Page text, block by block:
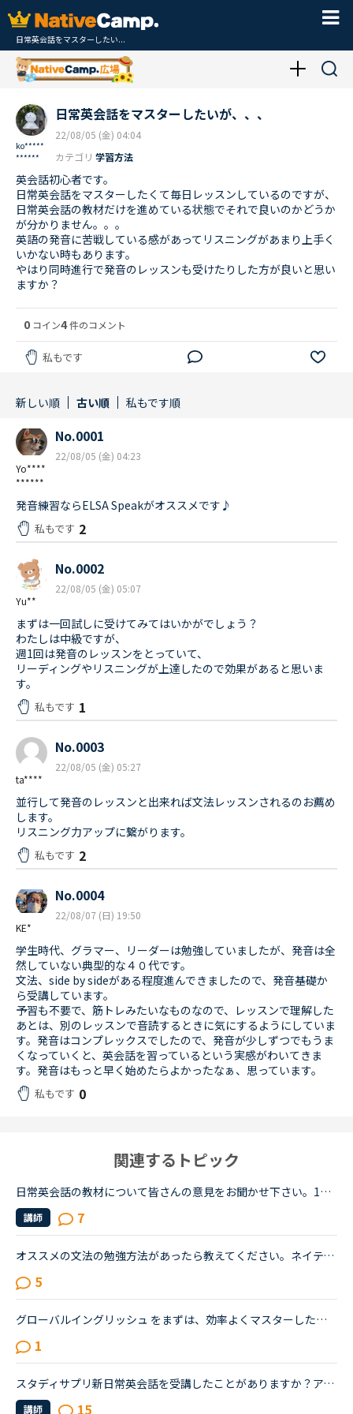
日常英会話をマスターしたい...
ko*****
******
日常英会話をマスターしたいが、、、
22/08/05 (金) 04:04
カテゴリ 学習方法
英会話初心者です。
日常英会話をマスターしたくて毎日レッスンしているのですが、
日常英会話の教材だけを進めている状態でそれで良いのかどうか
が分かりません。。。
英語の発音に苦戦している感があってリスニングがあまり上手く
いかない時もあります。
やはり同時進行で発音のレッスンも受けたりした方が良いと思い
ますか？
0 コイン4件のコメント
私もです
新しい順 古い順 私もです順
Yo****
******
No.0001
22/08/05 (金) 04:23
発音練習ならELSA Speakがオススメです♪
私もです 2
Yu**
No.0002
22/08/05 (金) 05:07
まずは一回試しに受けてみてはいかがでしょう？
わたしは中級ですが、
週1回は発音のレッスンをとっていて、
リーディングやリスニングが上達したので効果があると思いま
す。
私もです 1
ta****
No.0003
22/08/05 (金) 05:27
並行して発音のレッスンと出来れば文法レッスンされるのお薦め
します。
リスニング力アップに繋がります。
私もです 2
KE*
No.0004
22/08/07 (日) 19:50
学生時代、グラマー、リーダーは勉強していましたが、発音は全
然していない典型的な４０代です。
文法、side by sideがある程度進んできましたので、発音基礎か
ら受講しています。
予習も不要で、筋トレみたいなものなので、レッスンで理解した
あとは、別のレッスンで音読するときに気にするようにしていま
す。発音はコンプレックスでしたので、発音が少しずつでもうま
くなっていくと、英会話を習っているという実感がわいてきま
す。発音はもっと早く始めたらよかったなぁ、思っています。
私もです 0
関連するトピック
日常英会話の教材について皆さんの意見をお聞かせ下さい。1週間前からNCを始め、毎日2-4コマ程度受講しています。TOEIC600程度、英会話もできないので、ある程度基礎から始めようと思っています。現在、日常英会...
講師 7
オススメの文法の勉強方法があったら教えてください。ネイティブキャンプを初めて半年ほど経つものです。（２４歳 女）目的は海外の友達と話せるようになりたい。日常会話をマスターしたと思い始めました。レベ...
5
グローバルイングリッシュ をまずは、効率よくマスターしたいです。現実的には、ドラマ中で使われるようなネイティブで話す人よりも、グローバルイングリッシュ（英語を母国語としない人が喋る英語）が私の会社で...
1
スタディサプリ新日常英会話を受講したことがありますか？アメリカ駐在妻、ネイティブキャンプ歴8ヶ月(駐在歴と同じ)です。実践発音、カランを中心に、いろいろ受講して楽しんでいます。最近、スタサプ新日常英会...
講師 15